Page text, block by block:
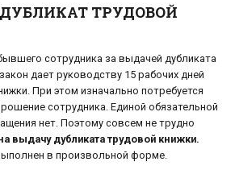
ТРУДОВОЙ
сотрудника за выдачей дубликата
дает руководству 15 рабочих дней
При этом изначально потребуется
сотрудника. Единой обязательной
нет. Поэтому совсем не трудно
выдачу дубликата трудовой книжки.
в произвольной форме.